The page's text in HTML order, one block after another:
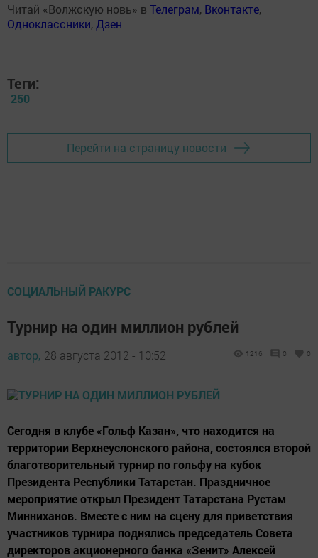
Читай «Волжскую новь» в Телеграм, Вконтакте,
Одноклассники, Дзен
Теги:
250
Перейти на страницу новости
СОЦИАЛЬНЫЙ РАКУРС
Турнир на один миллион рублей
автор, 28 августа 2012 - 10:52 1216 0 0
Сегодня в клубе «Гольф Казан», что находится на
территории Верхнеуслонского района, состоялся второй
благотворительный турнир по гольфу на кубок
Президента Республики Татарстан. Праздничное
мероприятие открыл Президент Татарстана Рустам
Минниханов. Вместе с ним на сцену для приветствия
участников турнира поднялись председатель Совета
директоров акционерного банка «Зенит» Алексей